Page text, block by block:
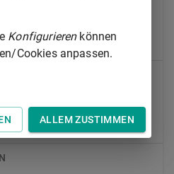
Untersuchung
Krankheitsausbrüche
Zoonoseerregern und
Konfigurierenkönnen
Cookies anpassen.
ALLEM ZUSTIMMEN